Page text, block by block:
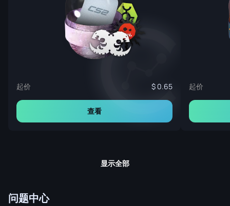
起价 0.65
查看
起价
显示全部
问题中心